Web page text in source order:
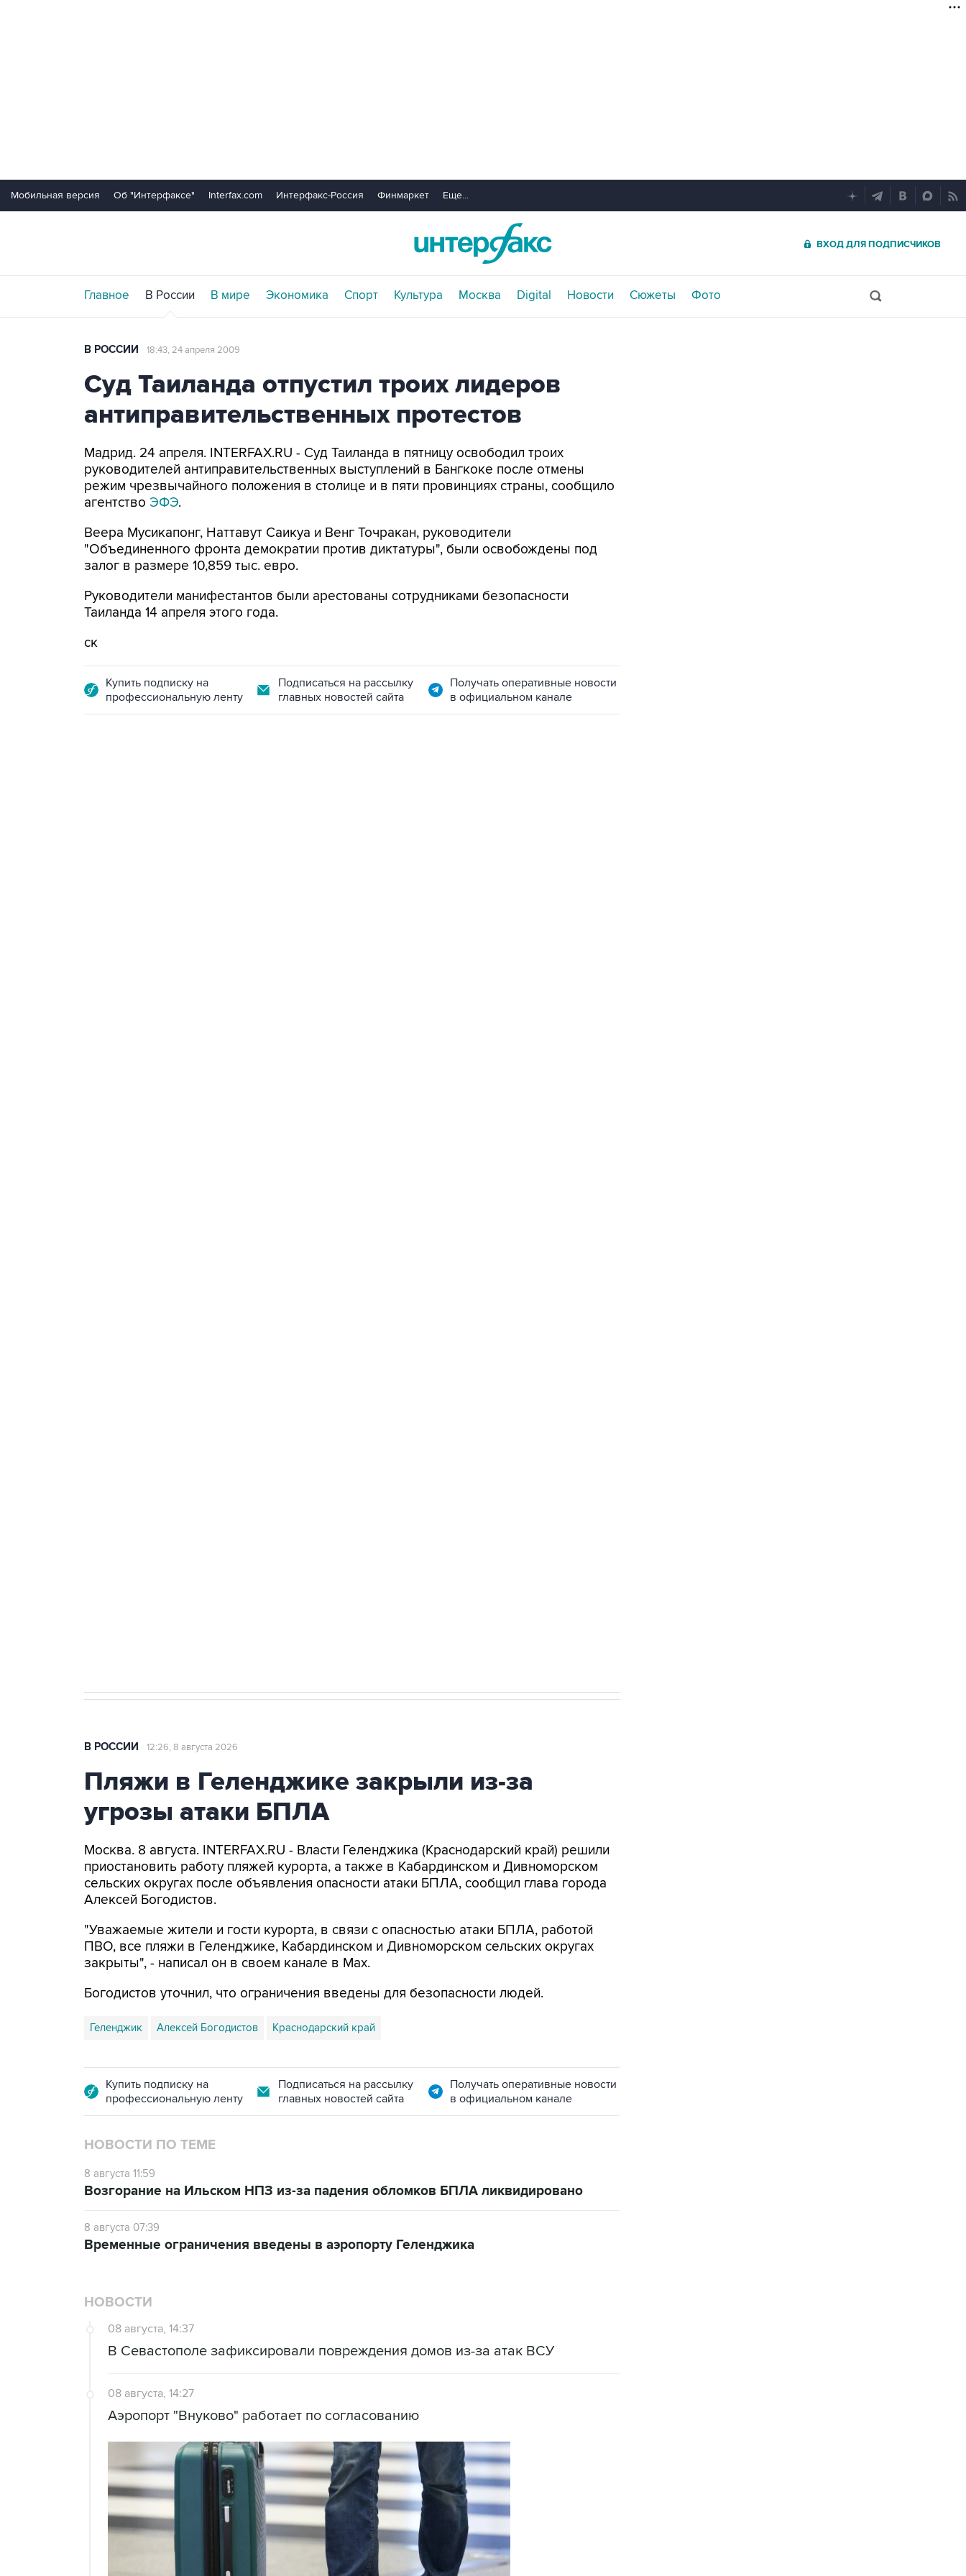
Мобильная версия Об "Интерфаксе" Interfax.com Интерфакс-Россия Финмаркет Еще...
ВХОД ДЛЯ ПОДПИСЧИКОВ
Главное В России В мире Экономика Спорт Культура Москва Digital Новости Сюжеты Фото
В РОССИИ 18:43, 24 апреля 2009
Суд Таиланда отпустил троих лидеров
антиправительственных протестов
Мадрид. 24 апреля. INTERFAX.RU - Суд Таиланда в пятницу освободил троих
руководителей антиправительственных выступлений в Бангкоке после отмены
режим чрезвычайного положения в столице и в пяти провинциях страны, сообщило
агентство ЭФЭ.
Веера Мусикапонг, Наттавут Саикуа и Венг Точракан, руководители
"Объединенного фронта демократии против диктатуры", были освобождены под
залог в размере 10,859 тыс. евро.
Руководители манифестантов были арестованы сотрудниками безопасности
Таиланда 14 апреля этого года.
ск
Купить подписку на
профессиональную ленту
Подписаться на рассылку
главных новостей сайта
Получать оперативные новости
в официальном канале
В РОССИИ 12:26, 8 августа 2026
Пляжи в Геленджике закрыли из-за
угрозы атаки БПЛА
Москва. 8 августа. INTERFAX.RU - Власти Геленджика (Краснодарский край) решили
приостановить работу пляжей курорта, а также в Кабардинском и Дивноморском
сельских округах после объявления опасности атаки БПЛА, сообщил глава города
Алексей Богодистов.
"Уважаемые жители и гости курорта, в связи с опасностью атаки БПЛА, работой
ПВО, все пляжи в Геленджике, Кабардинском и Дивноморском сельских округах
закрыты", - написал он в своем канале в Max.
Богодистов уточнил, что ограничения введены для безопасности людей.
Геленджик Алексей Богодистов Краснодарский край
Купить подписку на
профессиональную ленту
Подписаться на рассылку
главных новостей сайта
Получать оперативные новости
в официальном канале
НОВОСТИ ПО ТЕМЕ
8 августа 11:59
Возгорание на Ильском НПЗ из-за падения обломков БПЛА ликвидировано
8 августа 07:39
Временные ограничения введены в аэропорту Геленджика
НОВОСТИ
08 августа, 14:37
В Севастополе зафиксировали повреждения домов из-за атак ВСУ
08 августа, 14:27
Аэропорт "Внуково" работает по согласованию